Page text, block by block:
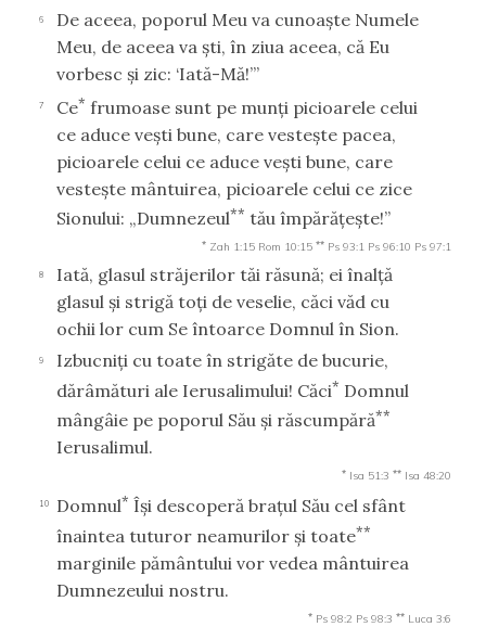
6
De aceea, poporul Meu va cunoaşte Numele
Meu, de aceea va şti, în ziua aceea, că Eu
vorbesc şi zic: ‘Iată-Mă!’”
7 Ce* frumoase sunt pe munţi picioarele celui
ce aduce veşti bune, care vesteşte pacea,
picioarele celui ce aduce veşti bune, care
vesteşte mântuirea, picioarele celui ce zice
Sionului: „Dumnezeul** tău împărăţeşte!”
* Zah 1:15 Rom 10:15 ** Ps 93:1 Ps 96:10 Ps 97:1
8
Iată, glasul străjerilor tăi răsună; ei înalţă
glasul şi strigă toţi de veselie, căci văd cu
ochii lor cum Se întoarce Domnul în Sion.
9
Izbucniţi cu toate în strigăte de bucurie,
dărâmături ale Ierusalimului! Căci* Domnul
mângâie pe poporul Său şi răscumpără**
Ierusalimul.
* Isa 51:3 ** Isa 48:20
10 Domnul* Îşi descoperă braţul Său cel sfânt
înaintea tuturor neamurilor şi toate**
marginile pământului vor vedea mântuirea
Dumnezeului nostru.
* Ps 98:2 Ps 98:3 ** Luca 3:6